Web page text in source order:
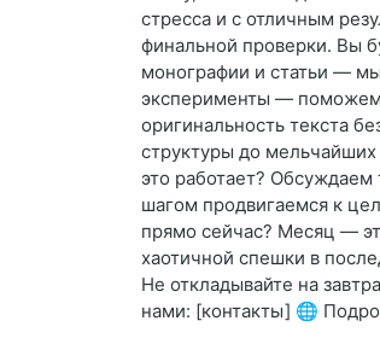
стресса и с отличным
финальной проверки. Вы
монографии и статьи —
эксперименты — поможем
оригинальность текста
структуры до
это работает?
шагом продвигаемся к
прямо сейчас? Месяц —
хаотичной спешки в
Не откладывайте на
нами: [контакты] 🌐